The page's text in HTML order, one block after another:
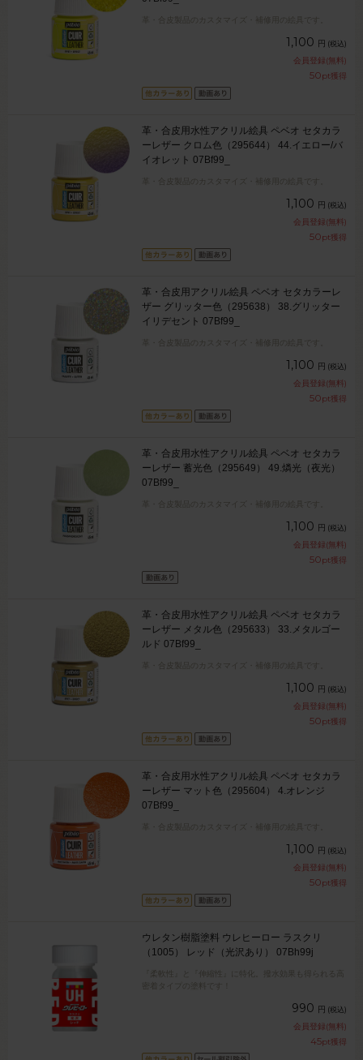
革・合皮製品のカスタマイズ・補修用の絵具です。
1,100 円 (税込)
会員登録(無料)
50pt獲得
革・合皮用水性アクリル絵具 ペベオ セタカラ
ーレザー クロム色（295644） 44.イエロー/バ
イオレット 07Bf99_
革・合皮製品のカスタマイズ・補修用の絵具です。
1,100 円 (税込)
会員登録(無料)
50pt獲得
革・合皮用アクリル絵具 ペベオ セタカラーレ
ザー グリッター色（295638） 38.グリッター
イリデセント 07Bf99_
革・合皮製品のカスタマイズ・補修用の絵具です。
1,100 円 (税込)
会員登録(無料)
50pt獲得
革・合皮用水性アクリル絵具 ペベオ セタカラ
ーレザー 蓄光色（295649） 49.燐光（夜光）
07Bf99_
革・合皮製品のカスタマイズ・補修用の絵具です。
1,100 円 (税込)
会員登録(無料)
50pt獲得
革・合皮用水性アクリル絵具 ペベオ セタカラ
ーレザー メタル色（295633） 33.メタルゴー
ルド 07Bf99_
革・合皮製品のカスタマイズ・補修用の絵具です。
1,100 円 (税込)
会員登録(無料)
50pt獲得
革・合皮用水性アクリル絵具 ペベオ セタカラ
ーレザー マット色（295604） 4.オレンジ
07Bf99_
革・合皮製品のカスタマイズ・補修用の絵具です。
1,100 円 (税込)
会員登録(無料)
50pt獲得
ウレタン樹脂塗料 ウレヒーロー ラスクリ
（1005） レッド（光沢あり） 07Bh99j
『柔軟性』と『伸縮性』に特化。撥水効果も得られる高
990 円 (税込)
会員登録(無料)
45pt獲得